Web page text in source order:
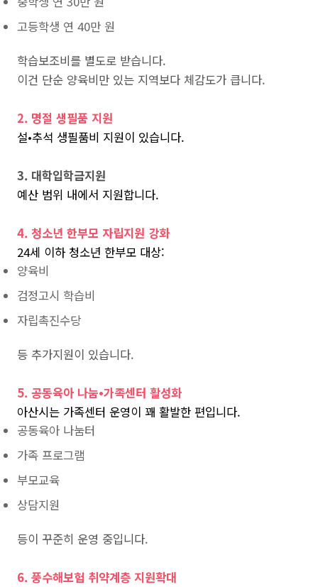
고등학생 연 40만 원
학습보조비를 별도로 받습니다.
이건 단순 양육비만 있는 지역보다 체감도가 큽니다.
2. 명절 생필품 지원
설•추석 생필품비 지원이 있습니다.
3. 대학입학금지원
예산 범위 내에서 지원합니다.
4. 청소년 한부모 자립지원 강화
24세 이하 청소년 한부모 대상:
양육비
검정고시 학습비
자립촉진수당
등 추가지원이 있습니다.
5. 공동육아 나눔•가족센터 활성화
아산시는 가족센터 운영이 꽤 활발한 편입니다.
공동육아 나눔터
가족 프로그램
부모교육
상담지원
등이 꾸준히 운영 중입니다.
6. 풍수해보험 취약계층 지원확대